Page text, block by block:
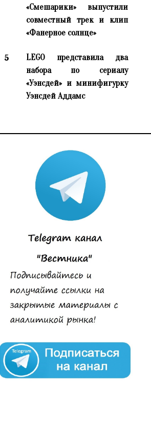
«Смешарики» выпустили
совместный трек и клип
«Фанерное солнце»
5
LEGO представила два
набора по сериалу
«Уэнсдей» и минифигурку
Уэнсдей Аддамс